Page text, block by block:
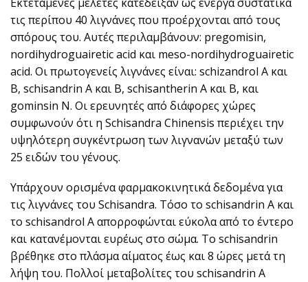
τις περίπου 40 λιγνάνες που προέρχονται από τους
σπόρους του. Αυτές περιλαμβάνουν: pregomisin,
nordihydroguairetic acid και meso-nordihydroguairetic
acid. Οι πρωτογενείς λιγνάνες είναι: schizandrol Α και
Β, schisandrin Α και Β, schisantherin Α και Β, και
gominsin N. Οι ερευνητές από διάφορες χώρες
συμφωνούν ότι η Schisandra Chinensis περιέχει την
υψηλότερη συγκέντρωση των λιγνανών μεταξύ των
25 ειδών του γένους.
Υπάρχουν ορισμένα φαρμακοκινητικά δεδομένα για
τις λιγνάνες του Schisandra. Τόσο το schisandrin Α και
το schisandrol Α απορροφώνται εύκολα από το έντερο
και κατανέμονται ευρέως στο σώμα. Το schisandrin
βρέθηκε στο πλάσμα αίματος έως και 8 ώρες μετά τη
λήψη του. Πολλοί μεταβολίτες του schisandrin Α